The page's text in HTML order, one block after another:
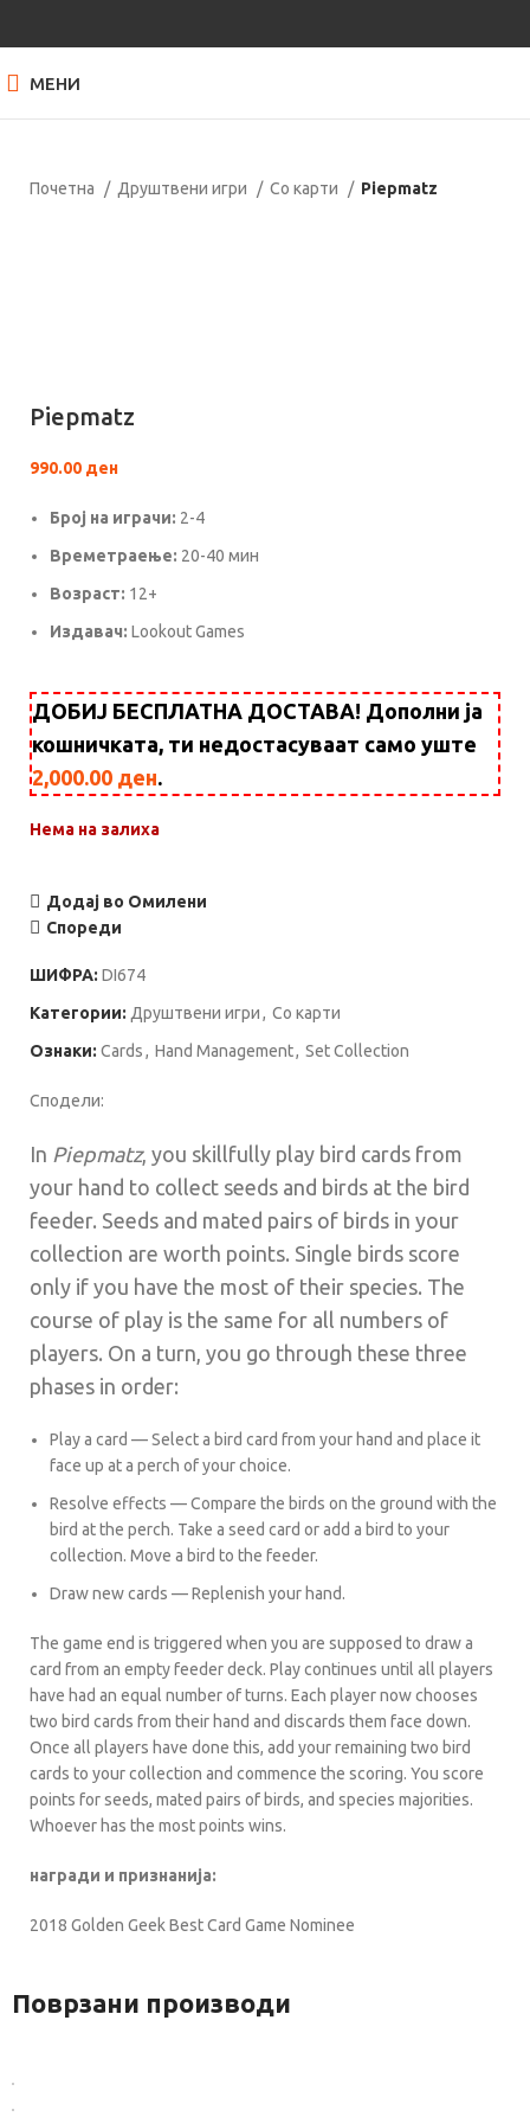
МЕНИ
Почетна Друштвени игри Со карти Piepmatz
Piepmatz
990.00 ден
Броj на играчи: 2-4
Времетраење: 20-40 мин
Возраст: 12+
Издавач: Lookout Games
ДОБИЈ БЕСПЛАТНА ДОСТАВА! Дополни ја
кошничката, ти недостасуваат само уште
2,000.00 ден.
Нема на залиха
Додај во Омилени
Спореди
ШИФРА: DI674
Категории: Друштвени игри, Со карти
Ознаки: Cards, Hand Management, Set Collection
Сподели:
In Piepmatz, you skillfully play bird cards from
your hand to collect seeds and birds at the bird
feeder. Seeds and mated pairs of birds in your
collection are worth points. Single birds score
only if you have the most of their species. The
course of play is the same for all numbers of
players. On a turn, you go through these three
phases in order:
Play a card — Select a bird card from your hand and place it
face up at a perch of your choice.
Resolve effects — Compare the birds on the ground with the
bird at the perch. Take a seed card or add a bird to your
collection. Move a bird to the feeder.
Draw new cards — Replenish your hand.
The game end is triggered when you are supposed to draw a
card from an empty feeder deck. Play continues until all players
have had an equal number of turns. Each player now chooses
two bird cards from their hand and discards them face down.
Once all players have done this, add your remaining two bird
cards to your collection and commence the scoring. You score
points for seeds, mated pairs of birds, and species majorities.
Whoever has the most points wins.
награди и признанија:
2018 Golden Geek Best Card Game Nominee
Поврзани производи